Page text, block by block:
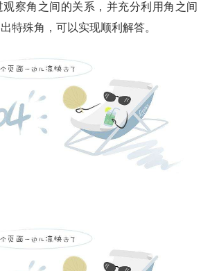
察角之间的关系，并充分利用角之间
特殊角，可以实现顺利解答。